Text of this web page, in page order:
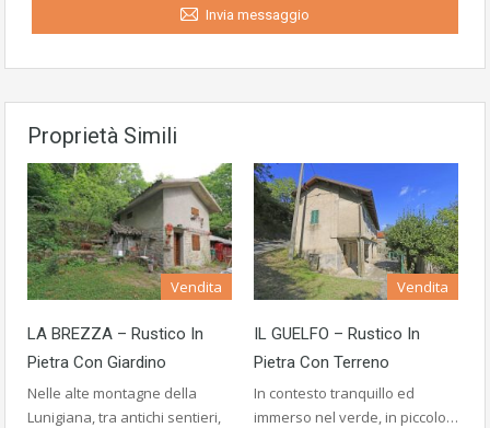
Invia messaggio
Proprietà Simili
Vendita
LA BREZZA – Rustico In
Pietra Con Giardino
Nelle alte montagne della
Lunigiana, tra antichi sentieri,
Vendita
IL GUELFO – Rustico In
Pietra Con Terreno
In contesto tranquillo ed
immerso nel verde, in piccolo…